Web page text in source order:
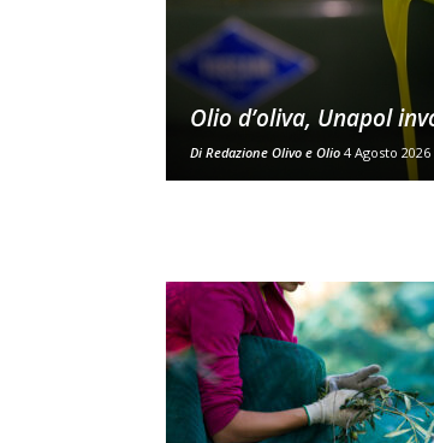
Olio d’oliva, Unapol
Di Redazione Olivo e Olio 4 Agosto 2026